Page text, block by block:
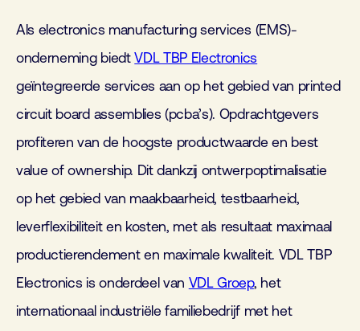
Als electronics manufacturing services (EMS)-
onderneming biedtVDL TBP Electronics
geïntegreerde services aan op het gebied van printed
circuit board assemblies (pcba’s). Opdrachtgevers
profiteren van de hoogste productwaarde en best
value of ownership. Dit dankzij ontwerpoptimalisatie
op het gebied van maakbaarheid, testbaarheid,
leverflexibiliteit en kosten, met als resultaat maximaal
productierendement en maximale kwaliteit. VDL TBP
Electronics is onderdeel van VDL Groep, het
internationaal industriële familiebedrijf met het